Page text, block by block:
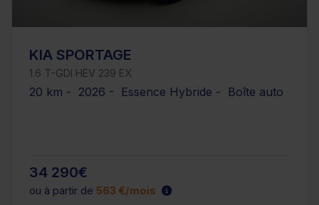
KIA SPORTAGE
1.6 T-GDI HEV 239 EX
20 km - 2026 - Essence Hybride - Boîte auto
34 290€
ou à partir de 563 €/mois